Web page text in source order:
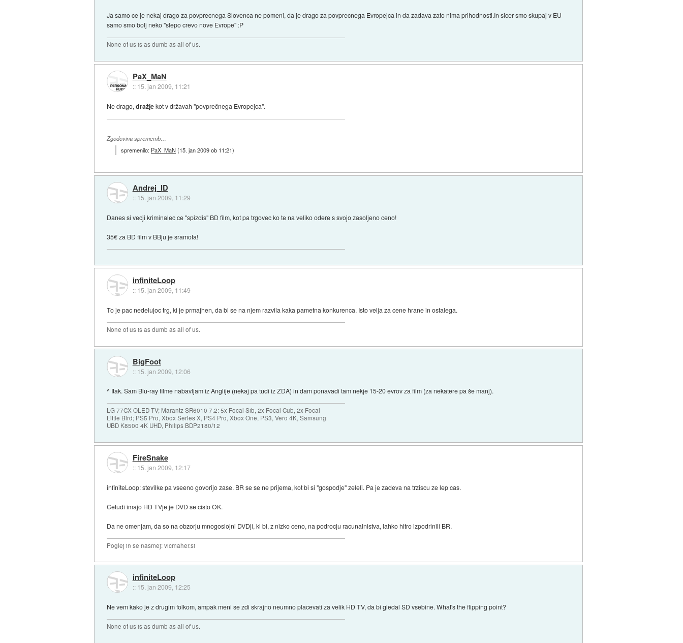
Ja samo ce je nekaj drago za povprecnega Slovenca ne pomeni, da je drago za povprecnega Evropejca in da zadava zato nima prihodnosti.In sicer smo skupaj v EU
samo smo bolj neko "slepo crevo nove Evrope" :P
None of us is as dumb as all of us.
PaX_MaN
:: 15. jan 2009, 11:21
Ne drago,dražjekot v državah "povprečnega Evropejca".
Zgodovina sprememb…
spremenilo: PaX_MaN(15. jan 2009 ob 11:21)
Andrej_ID
:: 15. jan 2009, 11:29
Danes si vecji kriminalec ce "spizdis" BD film, kot pa trgovec ko te na veliko odere s svojo zasoljeno ceno!
35€ za BD film v BBju je sramota!
infiniteLoop
:: 15. jan 2009, 11:49
To je pac nedelujoc trg, ki je prmajhen, da bi se na njem razvila kaka pametna konkurenca. Isto velja za cene hrane in ostalega.
None of us is as dumb as all of us.
BigFoot
:: 15. jan 2009, 12:06
^ Itak. Sam Blu-ray filme nabavljam iz Anglije (nekaj pa tudi iz ZDA) in dam ponavadi tam nekje 15-20 evrov za film (za nekatere pa še manj).
LG 77CX OLED TV; Marantz SR6010 7.2: 5x Focal Sib, 2x Focal Cub, 2x Focal
Little Bird; PS5 Pro, Xbox Series X, PS4 Pro, Xbox One, PS3, Vero 4K, Samsung
UBD K8500 4K UHD, Philips BDP2180/12
FireSnake
:: 15. jan 2009, 12:17
infiniteLoop: stevilke pa vseeno govorijo zase. BR se se ne prijema, kot bi si "gospodje" zeleli. Pa je zadeva na trziscu ze lep cas.
Cetudi imajo HD TVje je DVD se cisto OK.
Da ne omenjam, da so na obzorju mnogoslojni DVDji, ki bi, z nizko ceno, na podrocju racunalnistva, lahko hitro izpodrinili BR.
Poglej in se nasmej: vicmaher.si
infiniteLoop
:: 15. jan 2009, 12:25
Ne vem kako je z drugim folkom, ampak meni se zdi skrajno neumno placevati za velik HD TV, da bi gledal SD vsebine. What's the flipping point?
None of us is as dumb as all of us.